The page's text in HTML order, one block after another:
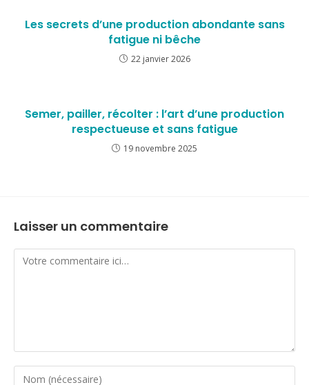
Les secrets d’une production abondante sans
fatigue ni bêche
22 janvier 2026
Semer, pailler, récolter : l’art d’une production
respectueuse et sans fatigue
19 novembre 2025
Laisser un commentaire
Comment
Enter